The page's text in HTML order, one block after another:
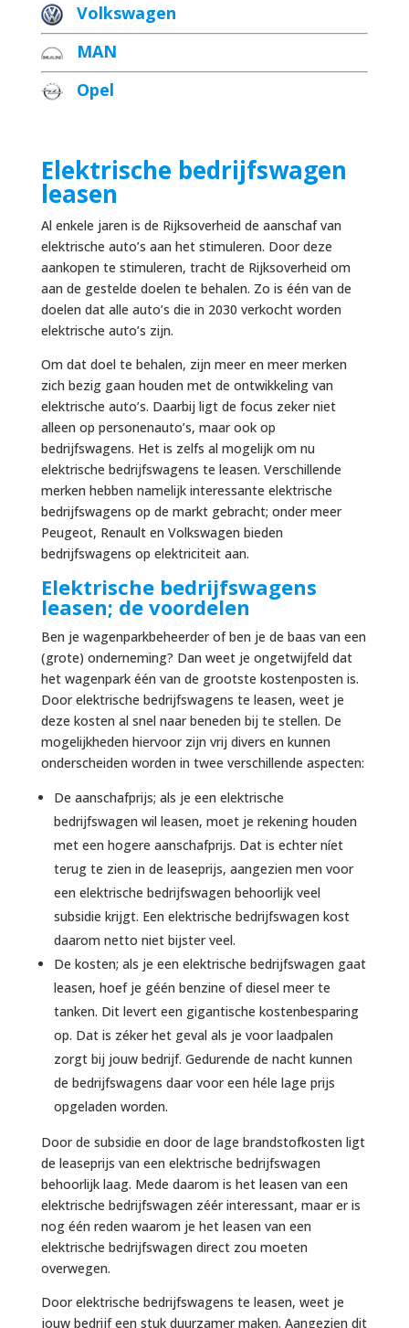
Volkswagen
MAN
Opel
Elektrische bedrijfswagen
leasen
Al enkele jaren is de Rijksoverheid de aanschaf van
elektrische auto’s aan het stimuleren. Door deze
aankopen te stimuleren, tracht de Rijksoverheid om
aan de gestelde doelen te behalen. Zo is één van de
doelen dat alle auto’s die in 2030 verkocht worden
elektrische auto’s zijn.
Om dat doel te behalen, zijn meer en meer merken
zich bezig gaan houden met de ontwikkeling van
elektrische auto’s. Daarbij ligt de focus zeker niet
alleen op personenauto’s, maar ook op
bedrijfswagens. Het is zelfs al mogelijk om nu
elektrische bedrijfswagens te leasen. Verschillende
merken hebben namelijk interessante elektrische
bedrijfswagens op de markt gebracht; onder meer
Peugeot, Renault en Volkswagen bieden
bedrijfswagens op elektriciteit aan.
Elektrische bedrijfswagens
leasen; de voordelen
Ben je wagenparkbeheerder of ben je de baas van een
(grote) onderneming? Dan weet je ongetwijfeld dat
het wagenpark één van de grootste kostenposten is.
Door elektrische bedrijfswagens te leasen, weet je
deze kosten al snel naar beneden bij te stellen. De
mogelijkheden hiervoor zijn vrij divers en kunnen
onderscheiden worden in twee verschillende aspecten:
De aanschafprijs; als je een elektrische
bedrijfswagen wil leasen, moet je rekening houden
met een hogere aanschafprijs. Dat is echter níet
terug te zien in de leaseprijs, aangezien men voor
een elektrische bedrijfswagen behoorlijk veel
subsidie krijgt. Een elektrische bedrijfswagen kost
daarom netto niet bijster veel.
De kosten; als je een elektrische bedrijfswagen gaat
leasen, hoef je géén benzine of diesel meer te
tanken. Dit levert een gigantische kostenbesparing
op. Dat is zéker het geval als je voor laadpalen
zorgt bij jouw bedrijf. Gedurende de nacht kunnen
de bedrijfswagens daar voor een héle lage prijs
opgeladen worden.
Door de subsidie en door de lage brandstofkosten ligt
de leaseprijs van een elektrische bedrijfswagen
behoorlijk laag. Mede daarom is het leasen van een
elektrische bedrijfswagen zéér interessant, maar er is
nog één reden waarom je het leasen van een
elektrische bedrijfswagen direct zou moeten
overwegen.
Door elektrische bedrijfswagens te leasen, weet je
jouw bedrijf een stuk duurzamer maken. Aangezien dit